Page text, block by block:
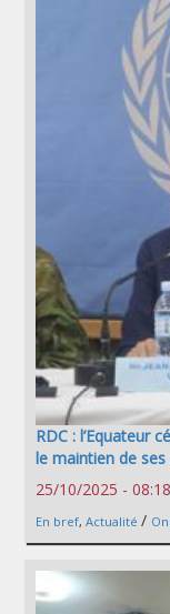
RDC : l’Equateur
le maintien de ses
25/10/2025 - 08:18
En bref, Actualité /